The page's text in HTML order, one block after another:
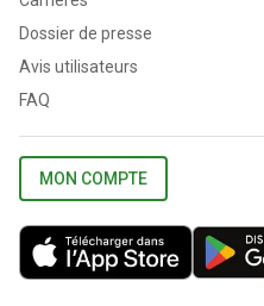
Dossier de presse
Avis utilisateurs
FAQ
MON COMPTE